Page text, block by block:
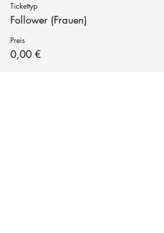
Tickettyp
Follower (Frauen)
Preis
0,00 €